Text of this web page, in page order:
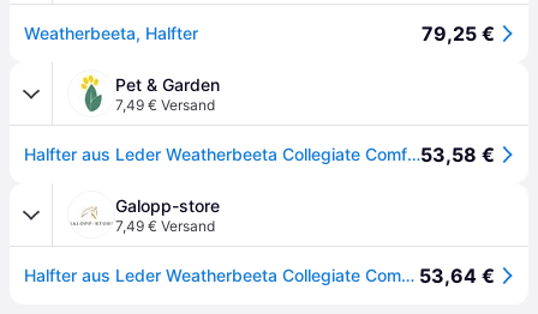
Weatherbeeta, Halfter 79,25 €
Pet & Garden
7,49 € Versand
Halfter aus Leder Weatherbeeta Collegiate Comfitec53,58 €
Galopp-store
7,49 € Versand
Halfter aus Leder Weatherbeeta Collegiate Comfitec 53,64 €